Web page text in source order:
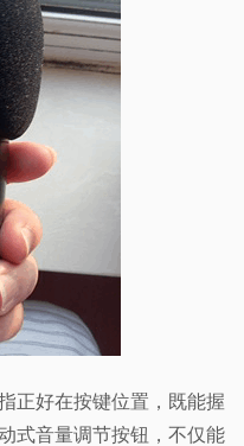
正好在按键位置，既能握
式音量调节按钮，不仅能